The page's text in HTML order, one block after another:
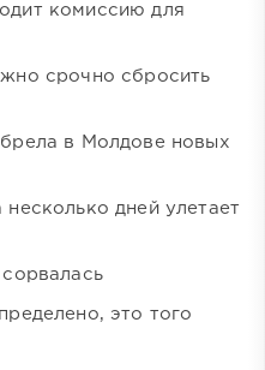
комиссию для
срочно сбросить
в Молдове новых
дней улетает
это того